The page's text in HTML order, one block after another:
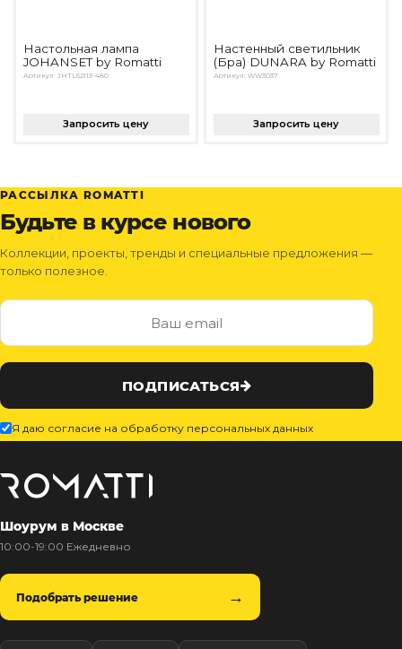
Настольная лампа
JOHANSET by Romatti
Артикул: JHTL52113-480
Запросить цену
Настенный светильник
(Бра) DUNARA by Romatti
Артикул: WW3037
Запросить цену
РАССЫЛКА ROMATTI
Будьте в курсе нового
Коллекции, проекты, тренды и специальные предложения —
только полезное.
ПОДПИСАТЬСЯ
Я даю согласие на обработку персональных данных
Шоурум в Москве
10:00-19:00 Ежедневно
Подобрать решение